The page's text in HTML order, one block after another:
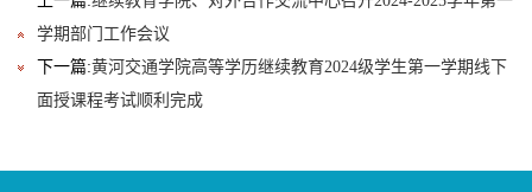
学期部门工作会议
下一篇:黄河交通学院高等学历继续教育2024级学生第一学期线下
面授课程考试顺利完成